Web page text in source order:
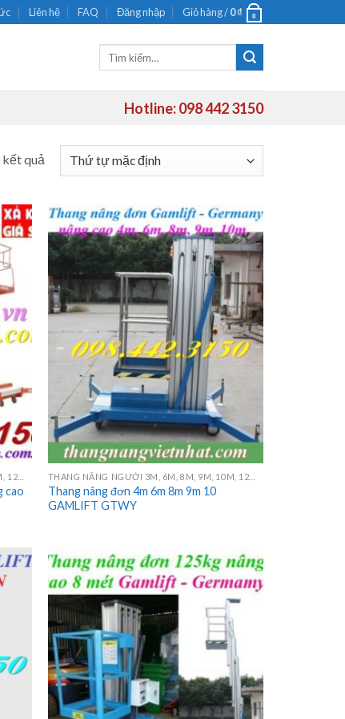
Liên hệ FAQ Đăng nhập Giỏ hàng /0₫ 0
Hotline: 098 442 3150
quả
cao
Thang nâng đơn 4m 6m 8m 9m 10
GAMLIFT GTWY